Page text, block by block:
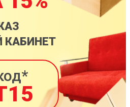
КАБИНЕТ